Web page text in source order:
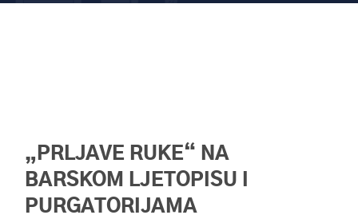
„PRLJAVE RUKE“ NA
BARSKOM LJETOPISU I
PURGATORIJAMA